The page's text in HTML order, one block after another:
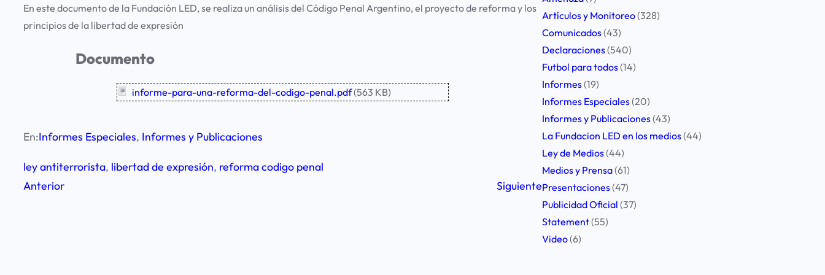
En este documento de la Fundación LED, se realiza un análisis del Código Penal Argentino, el proyecto de reforma y los
principios de la libertad de expresión
Documento
informe-para-una-reforma-del-codigo-penal.pdf(563 KB)
En:Informes Especiales, Informes y Publicaciones
ley antiterrorista, libertad de expresión, reforma codigo penal
Anterior
Siguiente
Artículos y Monitoreo(328)
Comunicados(43)
Declaraciones(540)
Futbol para todos(14)
Informes(19)
Informes Especiales(20)
Informes y Publicaciones(43)
La Fundacion LED en los medios(44)
Ley de Medios(44)
Medios y Prensa(61)
Presentaciones(47)
Publicidad Oficial (37)
Statement(55)
Video(6)